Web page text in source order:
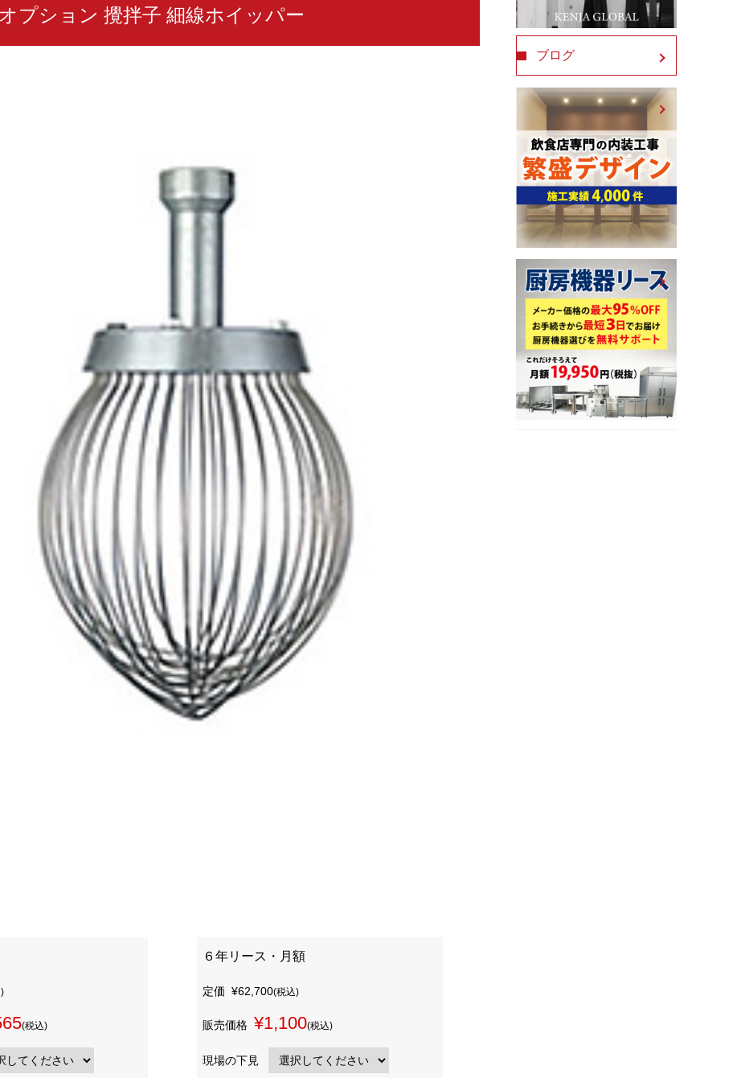
プション 攪拌子 細線ホイッパー
(税込)
６年リース・月額
定価 ¥62,700(税込)
販売価格 ¥1,100(税込)
現場の下見
ブログ